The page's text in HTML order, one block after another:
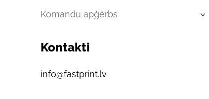
Komandu apģērbs
›
Kontakti
info@fastprint.lv